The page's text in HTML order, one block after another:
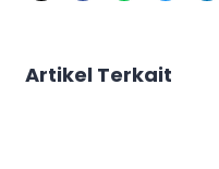
Artikel Terkait